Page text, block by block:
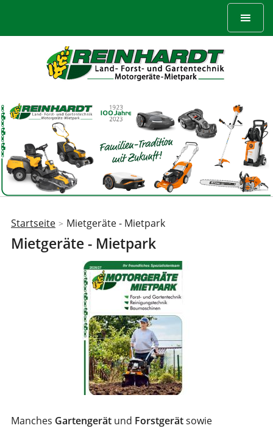
Sie
sind
Startseite > Mietgeräte - Mietpark
Mietgeräte - Mietpark
Manches Gartengerät und Forstgerätsowie